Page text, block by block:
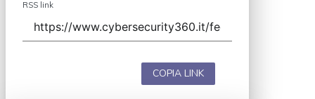
RSS link
COPIA LINK